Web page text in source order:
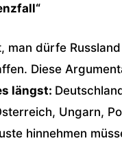
man dürfe
Diese
längst:
Ungarn,
hinnehmen